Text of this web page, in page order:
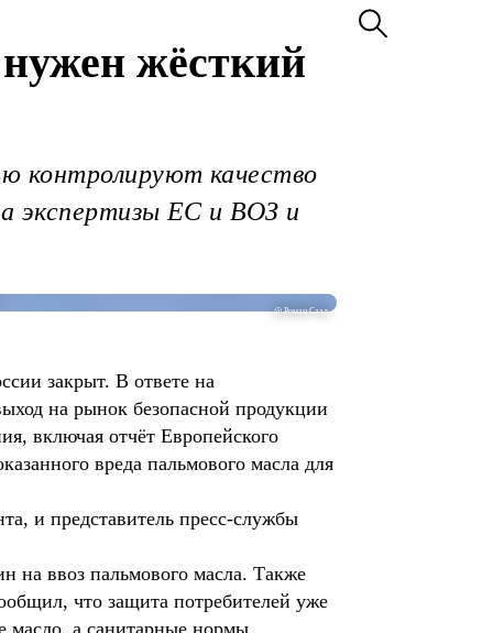
жёсткий
контролируют качество
экспертизы ЕС и ВОЗ и
@ Роман Саад
закрыт. В ответе на
на рынок безопасной продукции
включая отчёт Европейского
вреда пальмового масла для
и представитель пресс-службы
на ввоз пальмового масла. Также
что защита потребителей уже
масло, а санитарные нормы